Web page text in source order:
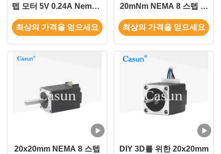
텝 모터 5V 0.24A Nema 8
모터 20x20x25mm
최상의 가격을 얻으세요
20mNm NEMA 8 스텝 모
터 0.6A 카선 스텝 모터
최상의 가격을 얻으세요
20x20mm NEMA 8 스텝
DIY 3D를 위한 20x20mm